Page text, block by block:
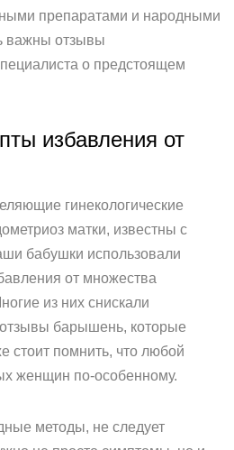
препаратами и народными
важны отзывы
о предстоящем
избавления от
гинекологические
матки, известны с
бабушки использовали
от множества
из них снискали
барышень, которые
стоит помнить, что любой
женщин по-особенному.
методы, не следует